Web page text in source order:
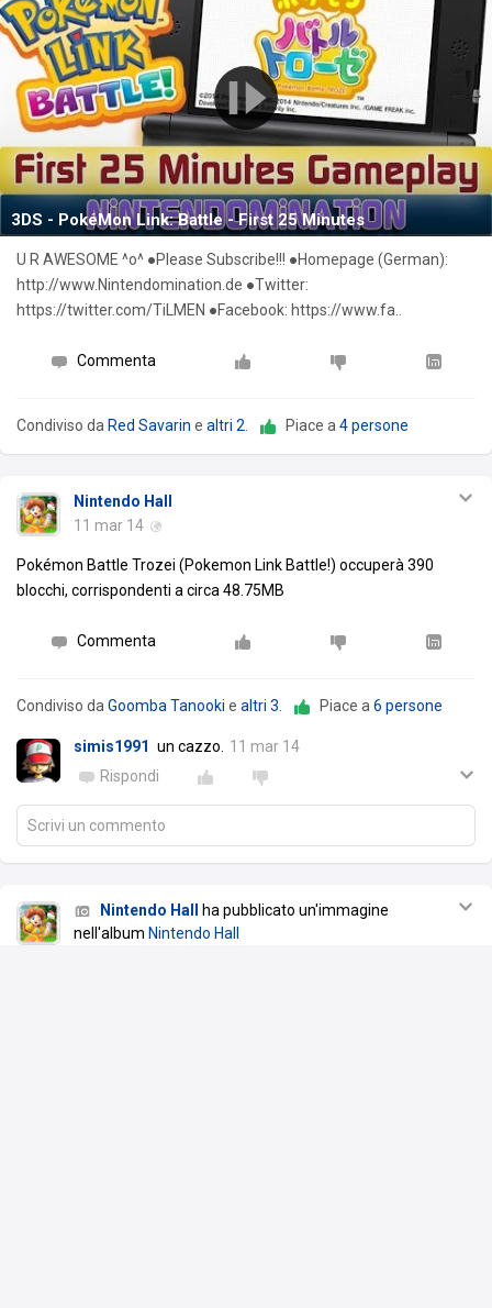
3DS - PokéMon Link: Battle - First 25 Minutes
U R AWESOME ^o^ ●Please Subscribe!!! ●Homepage (German):
http://www.Nintendomination.de ●Twitter:
https://twitter.com/TiLMEN ●Facebook: https://www.fa..
Commenta
Condiviso da Red Savarin e altri 2. Piace a4 persone
Nintendo Hall
11 mar 14
Pokémon Battle Trozei (Pokemon Link Battle!) occuperà 390
blocchi, corrispondenti a circa 48.75MB
Commenta
Condiviso daGoomba Tanooki e altri 3. Piace a6 persone
simis1991 un cazzo. 11 mar 14
Rispondi
Scrivi un commento
Nintendo Hall
ha pubblicato un'immagine
nell'album Nintendo Hall